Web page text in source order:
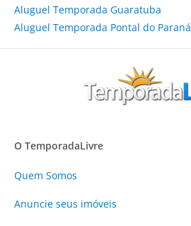
Aluguel Temporada Guaratuba
Aluguel Temporada Pontal do Paraná
O TemporadaLivre
Quem Somos
Anuncie seus imóveis